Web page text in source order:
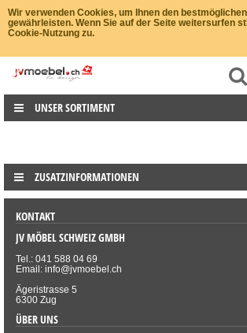
Wir verwenden Cookies, um Ihnen den
gewährleisten. Wenn Sie auf der Seite weitersurfen
Cookie-Nutzung zu.
UNSER SORTIMENT
ZUSATZINFORMATIONEN
KONTAKT
JV MÖBEL SCHWEIZ GMBH
Tel.: 041 588 04 69
Email: info@jvmoebel.ch
Ägeristrasse 5
6300 Zug
ÜBER UNS